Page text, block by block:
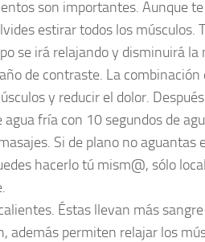
son importantes. Aunque
estirar todos los músculos.
se irá relajando y disminuirá la
de contraste. La
y reducir el dolor.
agua fría con 10 segundos de
Si de plano no aguantas
hacerlo tú mism@, sólo
Éstas llevan más
además permiten relajar los